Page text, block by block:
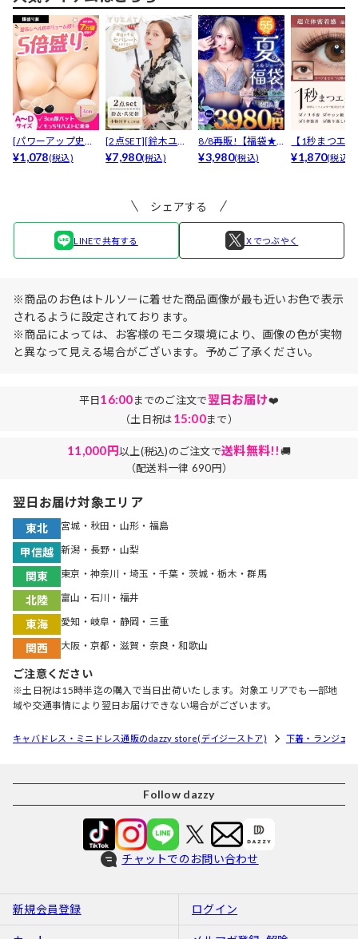
[パワーアップ史上
最強5倍盛りアップ
¥1,078(税込)
[2点SET][鈴木ユリ
ア(baby)...
¥7,980(税込)
8/8再販!【福袋★
ブラセット3点
¥3,980(税込)
【1秒まつエ
リュームタイ
¥1,870(税込)
シェアする
LINEで共有する Ｘでつぶやく
※商品のお色はトルソーに着せた商品画像が最も近いお色で表示
されるように設定されております。
※商品によっては、お客様のモニタ環境により、画像の色が実物
と異なって見える場合がございます。予めご了承ください。
平日16:00までのご注文で翌日お届け❤️
（土日祝は15:00まで）
11,000円以上(税込)のご注文で送料無料!!🚚
（配送料一律 690円）
翌日お届け対象エリア
東北 宮城・秋田・山形・福島
甲信越 新潟・長野・山梨
関東 東京・神奈川・埼玉・千葉・茨城・栃木・群馬
北陸 富山・石川・福井
東海 愛知・岐阜・静岡・三重
関西 大阪・京都・滋賀・奈良・和歌山
ご注意ください
※土日祝は15時半迄の購入で当日出荷いたします。対象エリアでも一部地
域や交通事情により翌日お届けできない場合がございます。
キャバドレス・ミニドレス通販のdazzy store(デイジーストア) 下着・ランジェ
Follow dazzy
チャットでのお問い合わせ
新規会員登録 ログイン